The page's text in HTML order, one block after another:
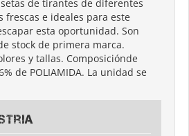
de tirantes de diferentes
frescas e ideales para este
esta oportunidad. Son
stock de primera marca.
y tallas. Composiciónde
de POLIAMIDA. La unidad se